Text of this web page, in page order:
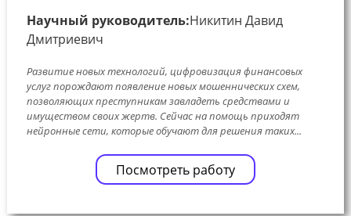
Научный руководитель:Никитин Давид
Дмитриевич
Развитие новых технологий, цифровизация финансовых
услуг порождают появление новых мошеннических схем,
позволяющих преступникам завладеть средствами и
имуществом своих жертв. Сейчас на помощь приходят
нейронные сети, которые обучают для решения таких...
Посмотреть работу